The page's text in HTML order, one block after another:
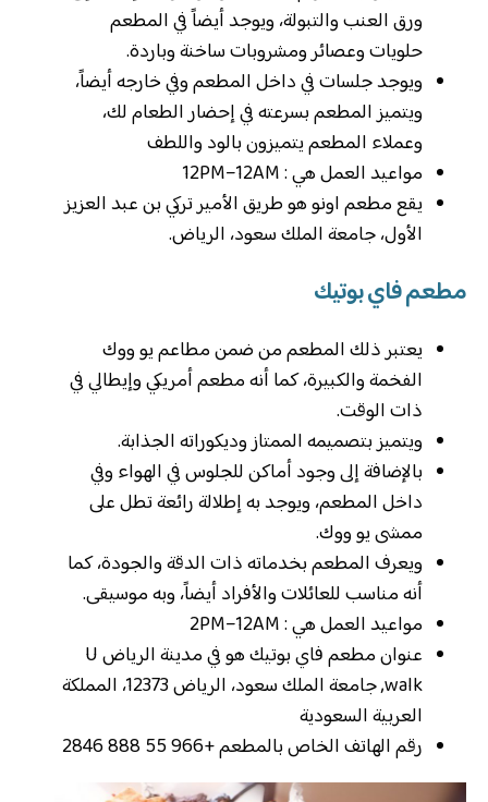
ورق العنب والتبولة، ويوجد أيضاً في المطعم
حلويات وعصائر ومشروبات ساخنة وباردة.
ويوجد جلسات في داخل المطعم وفي خارجه أيضاً،
ويتميز المطعم بسرعته في إحضار الطعام لك،
وعملاء المطعم يتميزون بالود واللطف
‏مواعيد العمل هي : 12PM–12AM
يقع مطعم اونو هو طريق الأمير تركي بن عبد العزيز
الأول، جامعة الملك سعود، الرياض.
مطعم فاي بوتيك
يعتبر ذلك المطعم من ضمن مطاعم يو ووك
الفخمة والكبيرة، كما أنه مطعم أمريكي وإيطالي في
ذات الوقت.
ويتميز بتصميمه الممتاز وديكوراته الجذابة.
بالإضافة إلى وجود أماكن للجلوس في الهواء وفي
داخل المطعم، ويوجد به إطلالة رائعة تطل على
ممشى يو ووك.
ويعرف المطعم بخدماته ذات الدقة والجودة، كما
أنه مناسب للعائلات والأفراد أيضاً، وبه موسيقى.
مواعيد العمل هي : 2PM–12AM
عنوان مطعم فاي بوتيك هو في مدينة الرياض U
walk, جامعة الملك سعود، الرياض 12373، المملكة
العربية السعودية
رقم الهاتف الخاص بالمطعم ‏+966 55 888 2846‏